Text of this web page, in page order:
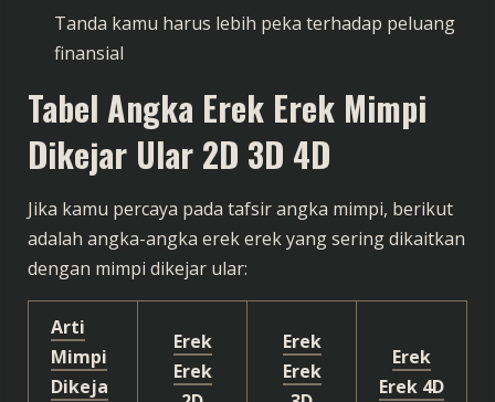
Tanda kamu harus lebih peka terhadap peluang
finansial
Tabel Angka Erek Erek Mimpi
Dikejar Ular 2D 3D 4D
Jika kamu percaya pada tafsir angka mimpi, berikut
adalah angka-angka erek erek yang sering dikaitkan
dengan mimpi dikejar ular:
Arti
Mimpi
Dikeja
Erek
Erek
Erek
Erek
Erek
Erek 4D